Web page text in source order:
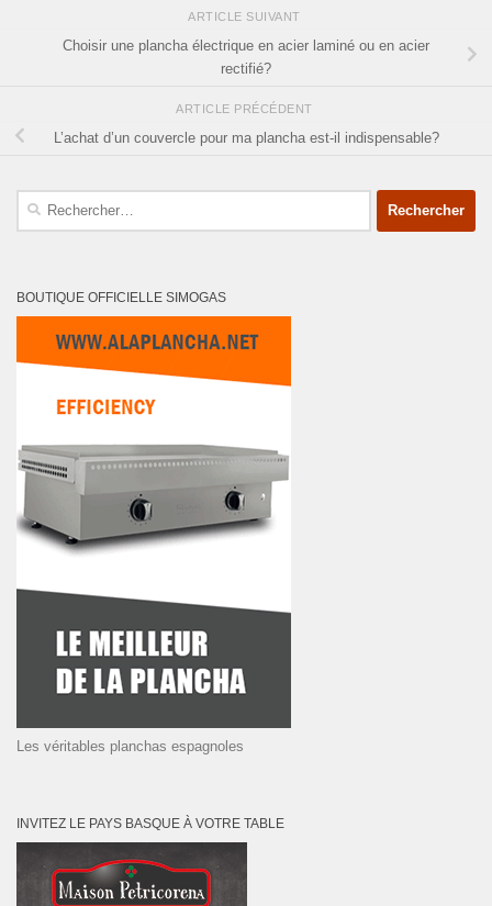
ARTICLE SUIVANT
Choisir une plancha électrique en acier laminé ou en acier
rectifié?
ARTICLE PRÉCÉDENT
L’achat d’un couvercle pour ma plancha est-il indispensable?
Rechercher :
BOUTIQUE OFFICIELLE SIMOGAS
Les véritables planchas espagnoles
INVITEZ LE PAYS BASQUE À VOTRE TABLE